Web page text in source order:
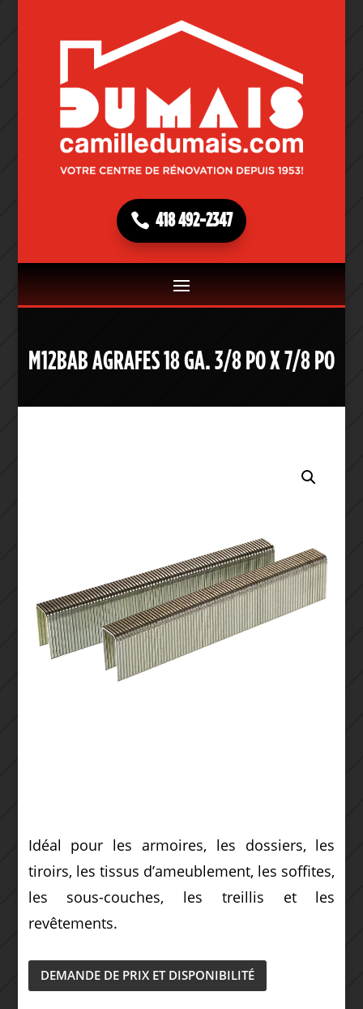
418 492-2347
M12BAB AGRAFES 18 GA. 3/8 PO X 7/8 PO
Idéal pour les armoires, les dossiers, les
tiroirs, les tissus d’ameublement, les soffites,
les sous-couches, les treillis et les
revêtements.
DEMANDE DE PRIX ET DISPONIBILITÉ